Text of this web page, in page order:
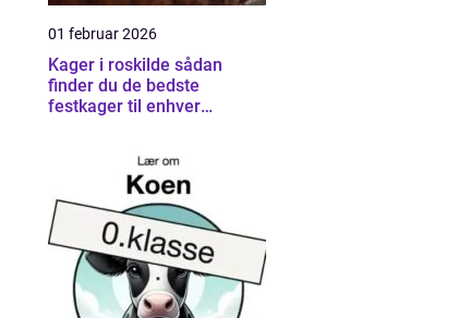
01 februar 2026
Kager i roskilde sådan
finder du de bedste
festkager til enhver